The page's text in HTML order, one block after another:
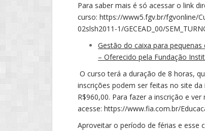
Para saber mais é só acessar o link
curso: https://www5.fgv.br/fgvonline/
02slsh2011-1/GECEAD_00/
Gestão do caixa para
– Oferecido pela Fundação
O curso terá a duração de 8 horas,
inscrições podem ser feitas no site
R$960,00. Para fazer a inscrição e
acesse: https://www.fia.com.br/
Aproveitar o período de férias e esse